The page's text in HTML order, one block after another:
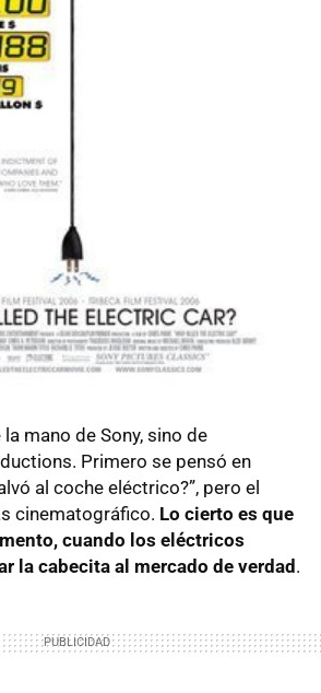
mano de Sony, sino de
Primero se pensó en
al coche eléctrico?”, pero el
cinematográfico. Lo cierto es que
cuando los eléctricos
la cabecita al mercado de verdad .